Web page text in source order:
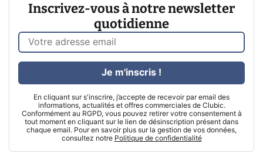
Inscrivez-vous à notre newsletter
quotidienne
En cliquant sur s'inscrire, j’accepte de recevoir par email des
informations, actualités et offres commerciales de Clubic.
Conformément au RGPD, vous pouvez retirer votre consentement à
tout moment en cliquant sur le lien de désinscription présent dans
chaque email. Pour en savoir plus sur la gestion de vos données,
consultez notre Politique de confidentialité
Je m'inscris !